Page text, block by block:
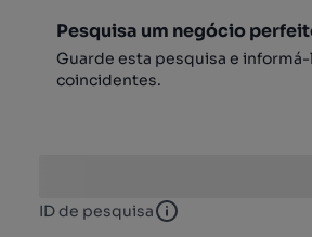
Pesquisa um negócio
Guarde esta pesquisa e
coincidentes.
ID de pesquisa ID de pesquisa